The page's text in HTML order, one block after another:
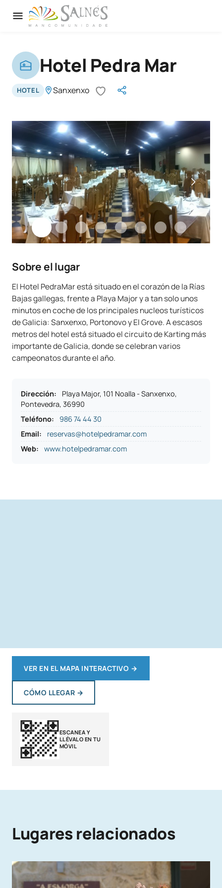
Hotel Pedra Mar
HOTEL Sanxenxo
Sobre el lugar
El Hotel PedraMar está situado en el corazón de la Rías
Bajas gallegas, frente a Playa Major y a tan solo unos
minutos en coche de los principales nucleos turísticos
de Galicia: Sanxenxo, Portonovo y El Grove. A escasos
metros del hotel está situado el circuito de Karting más
importante de Galicia, donde se celebran varios
campeonatos durante el año.
Dirección:
Playa Major, 101 Noalla - Sanxenxo,
Pontevedra, 36990
Teléfono:
986 74 44 30
Email:
reservas@hotelpedramar.com
Web:
www.hotelpedramar.com
VER EN EL MAPA INTERACTIVO →
CÓMO LLEGAR →
ESCANEA Y
LLÉVALO EN TU
MÓVIL
Lugares relacionados